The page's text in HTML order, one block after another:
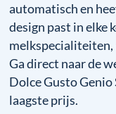
automatisch en
design past in elke
melkspecialiteiten,
Ga direct naar de
Dolce Gusto
laagste prijs.